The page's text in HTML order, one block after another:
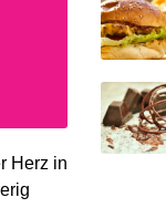
Herz in